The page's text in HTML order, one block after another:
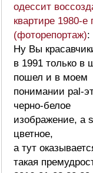
одессит
квартире 1980-е
(фоторепортаж):
Ну Вы
в 1991 только в
пошел и в моем
понимании pal-
черно-белое
изображение, а
цветное,
а тут
такая